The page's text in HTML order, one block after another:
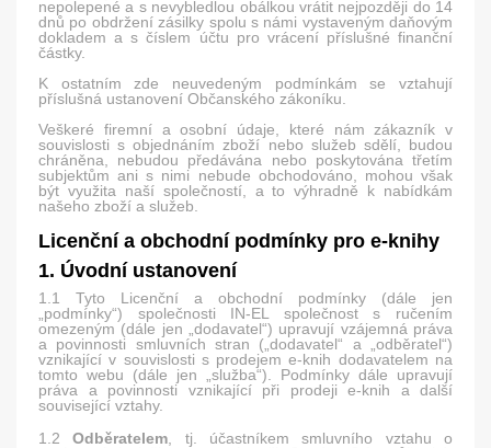
nepolepené a s nevybledlou obálkou vrátit nejpozději do 14
dnů po obdržení zásilky spolu s námi vystaveným daňovým
dokladem a s číslem účtu pro vrácení příslušné finanční
částky.
K ostatním zde neuvedeným podmínkám se vztahují
příslušná ustanovení Občanského zákoníku.
Veškeré firemní a osobní údaje, které nám zákazník v
souvislosti s objednáním zboží nebo služeb sdělí, budou
chráněna, nebudou předávána nebo poskytována třetím
subjektům ani s nimi nebude obchodováno, mohou však
být využita naší společností, a to výhradně k nabídkám
našeho zboží a služeb.
Licenční a obchodní podmínky pro e-knihy
1. Úvodní ustanovení
1.1 Tyto Licenční a obchodní podmínky (dále jen
„podmínky“) společnosti IN-EL společnost s ručením
omezeným (dále jen „dodavatel“) upravují vzájemná práva
a povinnosti smluvních stran („dodavatel“ a „odběratel“)
vznikající v souvislosti s prodejem e-knih dodavatelem na
tomto webu (dále jen „služba“). Podmínky dále upravují
práva a povinnosti vznikající při prodeji e-knih a další
související vztahy.
1.2Odběratelem, tj. účastníkem smluvního vztahu o